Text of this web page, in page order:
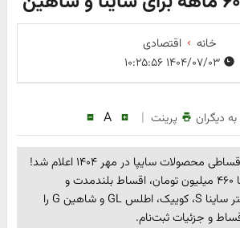
خانه
اقتصادی
دیگران پرینت |
A
شرایط جدید فروش اقساطی محصولات سایپا در مهر ۱۴۰۴ اعلام شد!
با پیش‌پرداخت ۲۱۳ تا ۴۶۰ میلیون تومان، اقساط بلندمدت و
خودروهای صفرکیلومتر ساینا S، کوییک، اطلس GL و شاهین G را
و جزئیات ثبت‌نام.